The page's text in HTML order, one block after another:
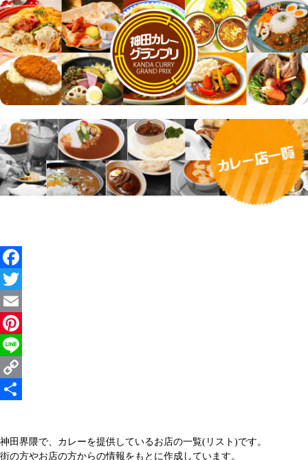
Facebook
Twitter
Email
Pinterest
Line
Copy
神田界隈で、カレーを提供しているお店の一覧(リスト)です。
街の方やお店の方からの情報をもとに作成しています。